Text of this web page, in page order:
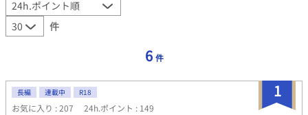
件
6 件
1
長編 連載中 R18
お気に入り : 207 24h.ポイント : 149